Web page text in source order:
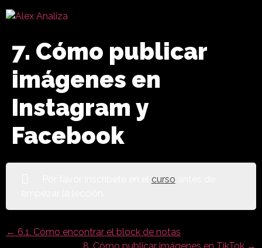
7. Cómo publicar
imágenes en
Instagram y
Facebook
curso
6.1. Cómo encontrar el block de notas